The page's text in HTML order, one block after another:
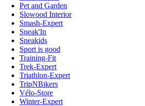
Pet and Garden
Slowood Interior
Smash-Expert
Sneak'In
Sneakids
Sport is good
Training-Fit
Trek-Expert
Triathlon-Expert
TripNBikers
Vélo-Store
Winter-Expert